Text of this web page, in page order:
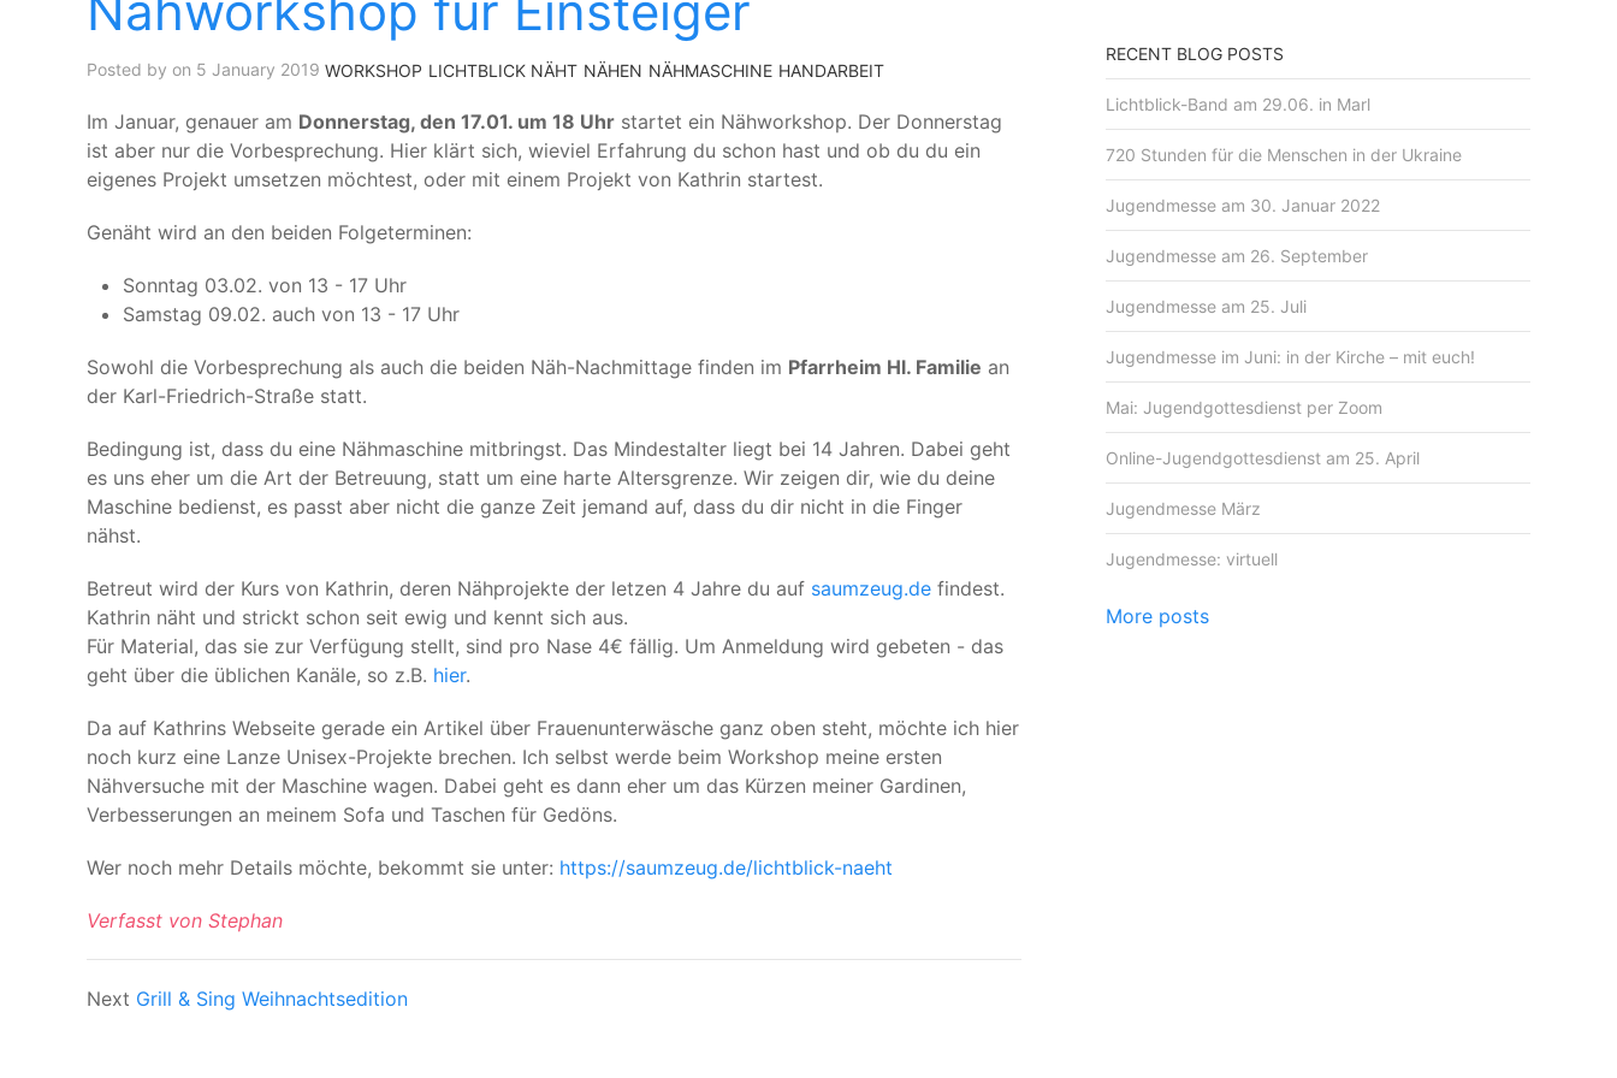
Posted by on 5 January 2019 WORKSHOP LICHTBLICK NÄHT NÄHEN NÄHMASCHINE HANDARBEIT
Im Januar, genauer am Donnerstag, den 17.01. um 18 Uhr startet ein Nähworkshop. Der Donnerstag
ist aber nur die Vorbesprechung. Hier klärt sich, wieviel Erfahrung du schon hast und ob du du ein
eigenes Projekt umsetzen möchtest, oder mit einem Projekt von Kathrin startest.
Genäht wird an den beiden Folgeterminen:
Sonntag 03.02. von 13 - 17 Uhr
Samstag 09.02. auch von 13 - 17 Uhr
Sowohl die Vorbesprechung als auch die beiden Näh-Nachmittage finden im Pfarrheim Hl. Familie an
der Karl-Friedrich-Straße statt.
Bedingung ist, dass du eine Nähmaschine mitbringst. Das Mindestalter liegt bei 14 Jahren. Dabei geht
es uns eher um die Art der Betreuung, statt um eine harte Altersgrenze. Wir zeigen dir, wie du deine
Maschine bedienst, es passt aber nicht die ganze Zeit jemand auf, dass du dir nicht in die Finger
nähst.
Betreut wird der Kurs von Kathrin, deren Nähprojekte der letzen 4 Jahre du auf saumzeug.de findest.
Kathrin näht und strickt schon seit ewig und kennt sich aus.
Für Material, das sie zur Verfügung stellt, sind pro Nase 4€ fällig. Um Anmeldung wird gebeten - das
geht über die üblichen Kanäle, so z.B. hier.
Da auf Kathrins Webseite gerade ein Artikel über Frauenunterwäsche ganz oben steht, möchte ich hier
noch kurz eine Lanze Unisex-Projekte brechen. Ich selbst werde beim Workshop meine ersten
Nähversuche mit der Maschine wagen. Dabei geht es dann eher um das Kürzen meiner Gardinen,
Verbesserungen an meinem Sofa und Taschen für Gedöns.
Wer noch mehr Details möchte, bekommt sie unter: https://saumzeug.de/lichtblick-naeht
Verfasst von Stephan
Next Grill & Sing Weihnachtsedition
RECENT BLOG POSTS
Lichtblick-Band am 29.06. in Marl
720 Stunden für die Menschen in der Ukraine
Jugendmesse am 30. Januar 2022
Jugendmesse am 26. September
Jugendmesse am 25. Juli
Jugendmesse im Juni: in der Kirche – mit euch!
Mai: Jugendgottesdienst per Zoom
Online-Jugendgottesdienst am 25. April
Jugendmesse März
Jugendmesse: virtuell
More posts